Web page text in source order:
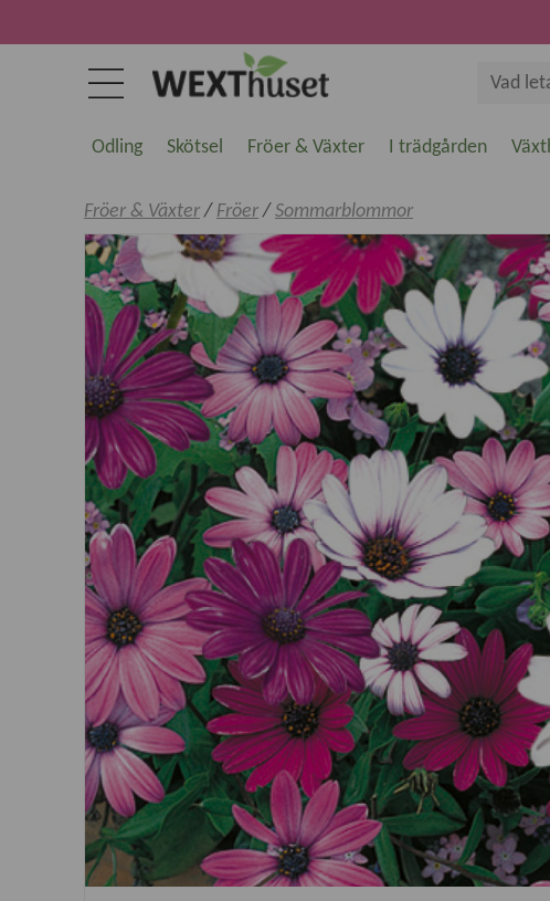
Odling Skötsel Fröer & Växter I trädgården
Fröer & Växter/ Fröer/ Sommarblommor